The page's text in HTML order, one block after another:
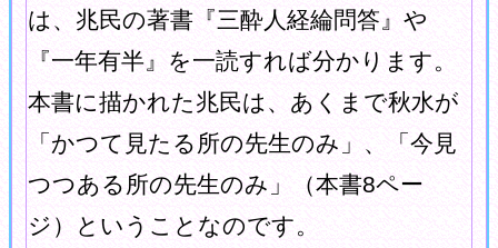
は、兆民の著書『三酔人経綸問答』や
『一年有半』を一読すれば分かります。
本書に描かれた兆民は、あくまで秋水が
「かつて見たる所の先生のみ」、「今見
つつある所の先生のみ」（本書8ペー
ジ）ということなのです。